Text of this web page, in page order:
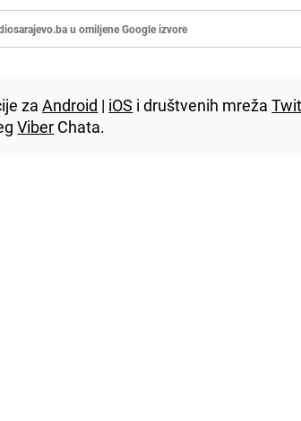
u omiljene Google izvore
zaAndroid | iOS i društvenih mreža
Viber Chata.